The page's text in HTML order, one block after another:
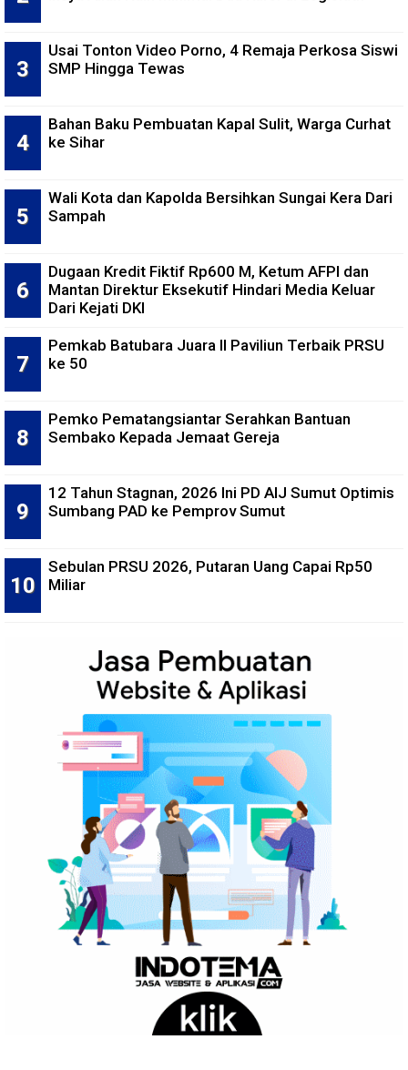
Usai Tonton Video Porno, 4 Remaja Perkosa Siswi
SMP Hingga Tewas
Bahan Baku Pembuatan Kapal Sulit, Warga Curhat
ke Sihar
Wali Kota dan Kapolda Bersihkan Sungai Kera Dari
Sampah
Dugaan Kredit Fiktif Rp600 M, Ketum AFPI dan
Mantan Direktur Eksekutif Hindari Media Keluar
Dari Kejati DKI
Pemkab Batubara Juara II Paviliun Terbaik PRSU
ke 50
Pemko Pematangsiantar Serahkan Bantuan
Sembako Kepada Jemaat Gereja
12 Tahun Stagnan, 2026 Ini PD AIJ Sumut Optimis
Sumbang PAD ke Pemprov Sumut
Sebulan PRSU 2026, Putaran Uang Capai Rp50
Miliar